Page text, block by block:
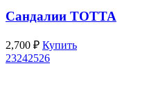
Сандалии ТОТТА
2,700 ₽ Купить
23242526